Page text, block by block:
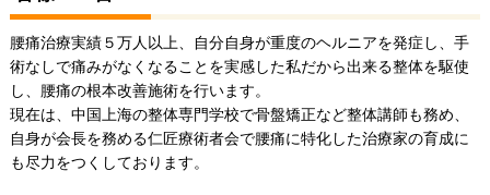
腰痛治療実績５万人以上、自分自身が重度のヘルニアを発症し、手
術なしで痛みがなくなることを実感した私だから出来る整体を駆使
し、腰痛の根本改善施術を行います。
現在は、中国上海の整体専門学校で骨盤矯正など整体講師も務め、
自身が会長を務める仁匠療術者会で腰痛に特化した治療家の育成に
も尽力をつくしております。